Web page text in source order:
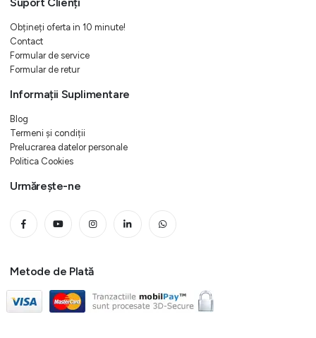
Obțineți oferta in 10 minute!
Contact
Formular de service
Formular de retur
Informații Suplimentare
Blog
Termeni și condiții
Prelucrarea datelor personale
Politica Cookies
Urmărește-ne
Metode de Plată